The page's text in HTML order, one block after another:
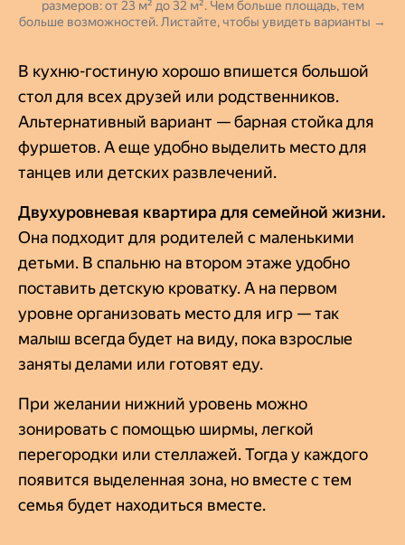
размеров: от 23 м² до 32 м². Чем больше площадь, тем
больше возможностей. Листайте, чтобы увидеть варианты →
В кухню-гостиную хорошо впишется большой
стол для всех друзей или родственников.
Альтернативный вариант — барная стойка для
фуршетов. А еще удобно выделить место для
танцев или детских развлечений.
Двухуровневая квартира для семейной жизни.
Она подходит для родителей с маленькими
детьми. В спальню на втором этаже удобно
поставить детскую кроватку. А на первом
уровне организовать место для игр — так
малыш всегда будет на виду, пока взрослые
заняты делами или готовят еду.
При желании нижний уровень можно
зонировать с помощью ширмы, легкой
перегородки или стеллажей. Тогда у каждого
появится выделенная зона, но вместе с тем
семья будет находиться вместе.